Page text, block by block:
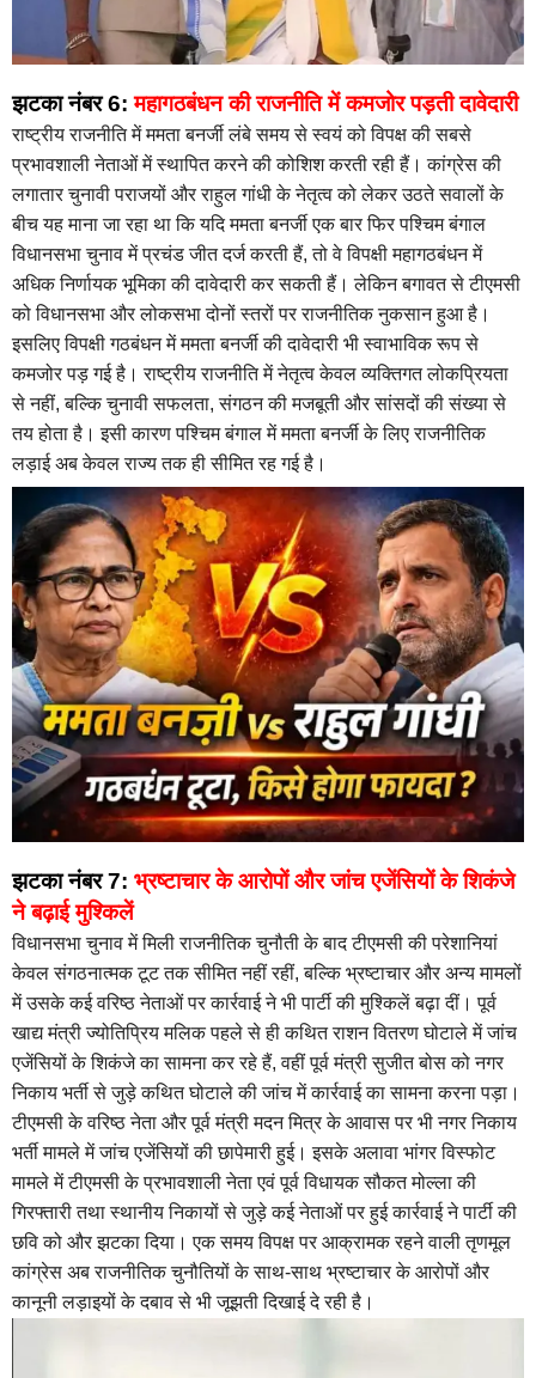
झटका नंबर 6: महागठबंधन की राजनीति में कमजोर पड़ती दावेदारी
राष्ट्रीय राजनीति में ममता बनर्जी लंबे समय से स्वयं को विपक्ष की सबसे
प्रभावशाली नेताओं में स्थापित करने की कोशिश करती रही हैं। कांग्रेस की
लगातार चुनावी पराजयों और राहुल गांधी के नेतृत्व को लेकर उठते सवालों के
बीच यह माना जा रहा था कि यदि ममता बनर्जी एक बार फिर पश्चिम बंगाल
विधानसभा चुनाव में प्रचंड जीत दर्ज करती हैं, तो वे विपक्षी महागठबंधन में
अधिक निर्णायक भूमिका की दावेदारी कर सकती हैं। लेकिन बगावत से टीएमसी
को विधानसभा और लोकसभा दोनों स्तरों पर राजनीतिक नुकसान हुआ है।
इसलिए विपक्षी गठबंधन में ममता बनर्जी की दावेदारी भी स्वाभाविक रूप से
कमजोर पड़ गई है। राष्ट्रीय राजनीति में नेतृत्व केवल व्यक्तिगत लोकप्रियता
से नहीं, बल्कि चुनावी सफलता, संगठन की मजबूती और सांसदों की संख्या से
तय होता है। इसी कारण पश्चिम बंगाल में ममता बनर्जी के लिए राजनीतिक
लड़ाई अब केवल राज्य तक ही सीमित रह गई है।
झटका नंबर 7: भ्रष्टाचार के आरोपों और जांच एजेंसियों के शिकंजे
ने बढ़ाई मुश्किलें
विधानसभा चुनाव में मिली राजनीतिक चुनौती के बाद टीएमसी की परेशानियां
केवल संगठनात्मक टूट तक सीमित नहीं रहीं, बल्कि भ्रष्टाचार और अन्य मामलों
में उसके कई वरिष्ठ नेताओं पर कार्रवाई ने भी पार्टी की मुश्किलें बढ़ा दीं। पूर्व
खाद्य मंत्री ज्योतिप्रिय मलिक पहले से ही कथित राशन वितरण घोटाले में जांच
एजेंसियों के शिकंजे का सामना कर रहे हैं, वहीं पूर्व मंत्री सुजीत बोस को नगर
निकाय भर्ती से जुड़े कथित घोटाले की जांच में कार्रवाई का सामना करना पड़ा।
टीएमसी के वरिष्ठ नेता और पूर्व मंत्री मदन मित्र के आवास पर भी नगर निकाय
भर्ती मामले में जांच एजेंसियों की छापेमारी हुई। इसके अलावा भांगर विस्फोट
मामले में टीएमसी के प्रभावशाली नेता एवं पूर्व विधायक सौकत मोल्ला की
गिरफ्तारी तथा स्थानीय निकायों से जुड़े कई नेताओं पर हुई कार्रवाई ने पार्टी की
छवि को और झटका दिया। एक समय विपक्ष पर आक्रामक रहने वाली तृणमूल
कांग्रेस अब राजनीतिक चुनौतियों के साथ-साथ भ्रष्टाचार के आरोपों और
कानूनी लड़ाइयों के दबाव से भी जूझती दिखाई दे रही है।